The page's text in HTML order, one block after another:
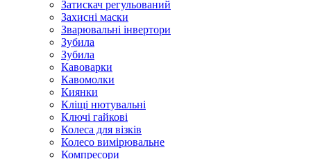
Затискач регульований
Захисні маски
Зварювальні інвертори
Зубила
Зубила
Кавоварки
Кавомолки
Киянки
Кліщі нютувальні
Ключі гайкові
Колеса для візків
Колесо вимірювальне
Компресори